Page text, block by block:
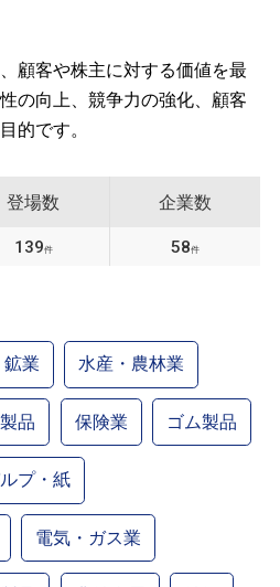
顧客や株主に対する価値を最
の向上、競争力の強化、顧客
的です。
登場数
139件
企業数
58件
鉱業 水産・農林業
品 保険業 ゴム製品
プ・紙
電気・ガス業